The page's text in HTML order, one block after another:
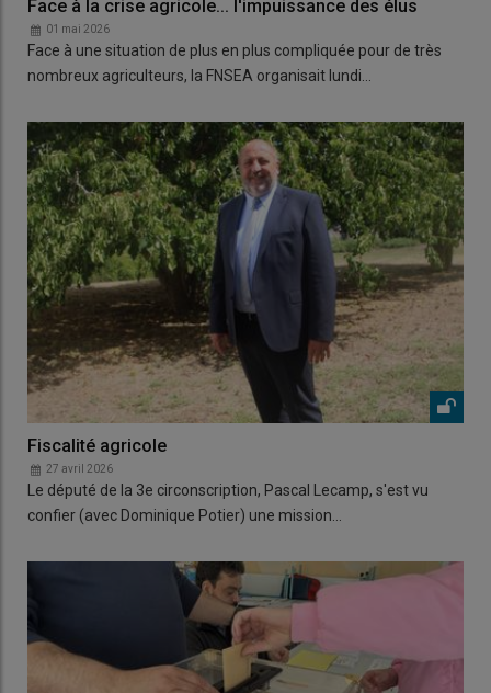
Face à la crise agricole... l'impuissance des élus
01 mai 2026
Face à une situation de plus en plus compliquée pour de très
nombreux agriculteurs, la FNSEA organisait lundi…
Fiscalité agricole
27 avril 2026
Le député de la 3e circonscription, Pascal Lecamp, s'est vu
confier (avec Dominique Potier) une mission…